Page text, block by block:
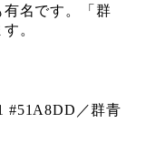
有名です。「群
。
#51A8DD／群青